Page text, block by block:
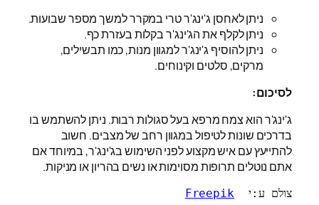
ניתן לאחסן ג'ינג'ר טרי במקרר למשך מספר שבועות.
ניתן לקלף את הג'ינג'ר בקלות בעזרת כף.
ניתן להוסיף ג'ינג'ר למגוון מנות, כמו תבשילים,
מרקים, סלטים וקינוחים.
לסיכום:
ג'ינג'ר הוא צמח מרפא בעל סגולות רבות. ניתן להשתמש בו
בדרכים שונות לטיפול במגוון רחב של מצבים. חשוב
להתייעץ עם איש מקצוע לפני השימוש בג'ינג'ר, במיוחד אם
אתם נוטלים תרופות מסוימות או נשים בהריון או מניקות.
צולם ע:י Freepik